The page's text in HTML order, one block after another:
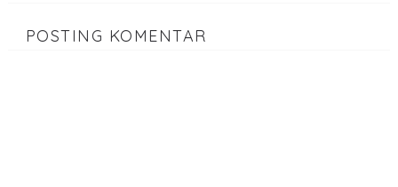
POSTING KOMENTAR